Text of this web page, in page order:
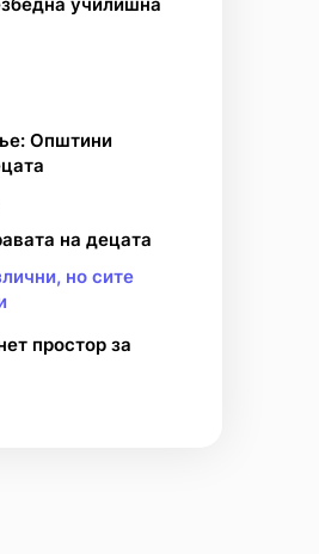
Општини
на децата
но сите
простор за